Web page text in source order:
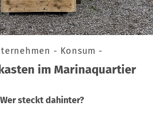
- Konsum -
im Marinaquartier
Wer steckt dahinter?